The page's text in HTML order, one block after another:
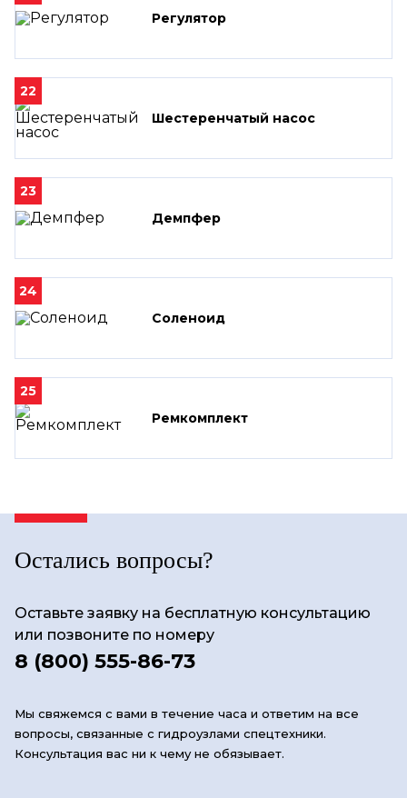
Регулятор
22
Шестеренчатый насос
23
Демпфер
24
Соленоид
25
Ремкомплект
Остались вопросы?
Оставьте заявку на бесплатную консультацию
или позвоните по номеру
8 (800) 555-86-73
Мы свяжемся с вами в течение часа и ответим на все
вопросы, связанные с гидроузлами спецтехники.
Консультация вас ни к чему не обязывает.